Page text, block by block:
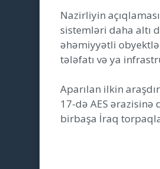
Nazirliyin
sistemləri daha altı
əhəmiyyətli
tələfatı və ya
Aparılan ilkin
17-də AES
birbaşa İraq